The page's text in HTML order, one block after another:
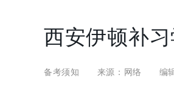
西安伊顿补
备考须知 来源：网络 编